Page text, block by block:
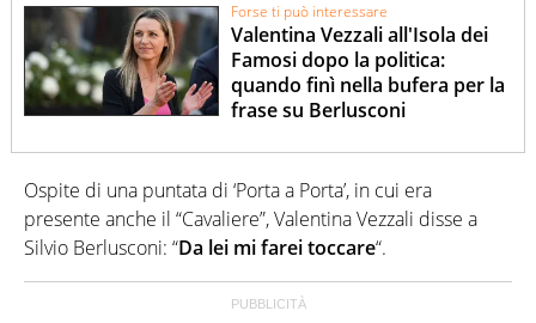
Forse ti può interessare
Valentina Vezzali all'Isola dei
Famosi dopo la politica:
quando finì nella bufera per la
frase su Berlusconi
Ospite di una puntata di ‘Porta a Porta’, in cui era
presente anche il “Cavaliere”, Valentina Vezzali disse a
Silvio Berlusconi: “Da lei mi farei toccare“.